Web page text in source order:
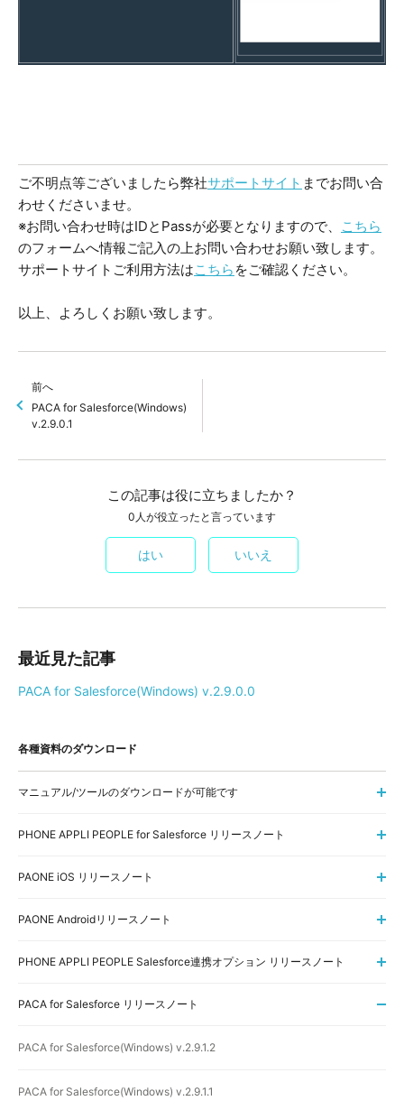
ご不明点等ございましたら弊社サポートサイト までお問い合
わせくださいませ。
※お問い合わせ時はIDとPassが必要となりますので、
こちら
のフォームへ情報ご記入の上お問い合わせお願い致します。
サポートサイトご利用方法はこちら をご確認ください。
以上、よろしくお願い致します。
前へ
PACA for Salesforce(Windows)
v.2.9.0.1
この記事は役に立ちましたか？
0人が役立ったと言っています
はい いいえ
最近見た記事
PACA for Salesforce(Windows) v.2.9.0.0
各種資料のダウンロード
マニュアル/ツールのダウンロードが可能です
PHONE APPLI PEOPLE for Salesforce リリースノート
PAONE iOS リリースノート
PAONE Androidリリースノート
PHONE APPLI PEOPLE Salesforce連携オプション リリースノート
PACA for Salesforce リリースノート
PACA for Salesforce(Windows) v.2.9.1.2
PACA for Salesforce(Windows) v.2.9.1.1